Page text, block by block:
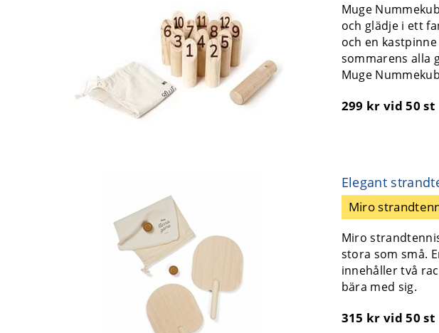
Muge
och glädje i ett
och en
sommarens alla
Muge
299 krvid 50 st
Elegant
Miro
Miro
stora som små.
innehåller två
bära med sig.
315 krvid 50 st